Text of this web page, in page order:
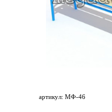
артикул: МФ-46